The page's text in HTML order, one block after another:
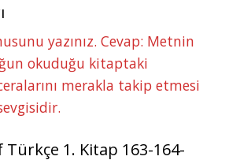
yazınız. Cevap: Metnin
okuduğu kitaptaki
merakla takip etmesi
Türkçe 1. Kitap 163-164-